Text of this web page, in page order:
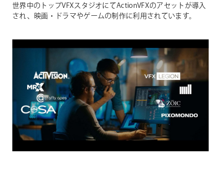
世界中のトップVFXスタジオにてActionVFXのアセットが導入
され、映画・ドラマやゲームの制作に利用されています。